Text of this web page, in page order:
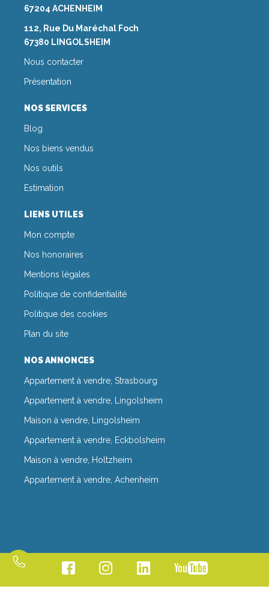
67204 ACHENHEIM
112, Rue Du Maréchal Foch
67380 LINGOLSHEIM
Nous contacter
Présentation
NOS SERVICES
Blog
Nos biens vendus
Nos outils
Estimation
LIENS UTILES
Mon compte
Nos honoraires
Mentions légales
Politique de confidentialité
Politique des cookies
Plan du site
NOS ANNONCES
Appartement à vendre, Strasbourg
Appartement à vendre, Lingolsheim
Maison à vendre, Lingolsheim
Appartement à vendre, Eckbolsheim
Maison à vendre, Holtzheim
Appartement à vendre, Achenheim